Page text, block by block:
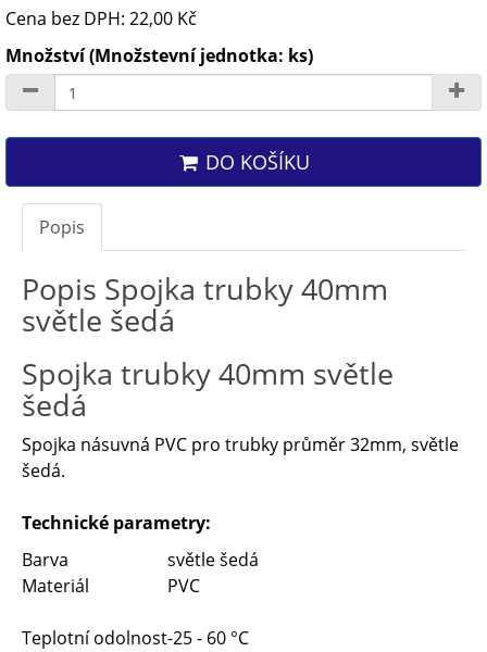
Cena bez DPH: 22,00 Kč
Množství (Množstevní jednotka: ks)
DO KOŠÍKU
Popis
Popis Spojka trubky 40mm
světle šedá
Spojka trubky 40mm světle
šedá
Spojka násuvná PVC pro trubky průměr 32mm, světle
šedá.
Technické parametry:
Barva
světle šedá
Materiál
PVC
Teplotní odolnost-25 - 60 °C